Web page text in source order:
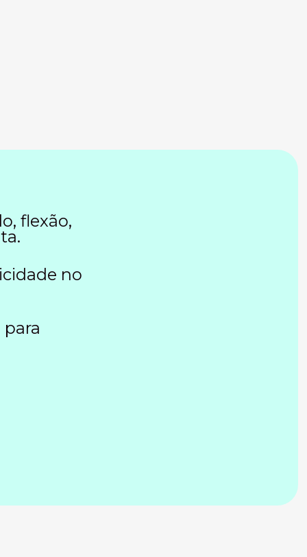
flexão,
no